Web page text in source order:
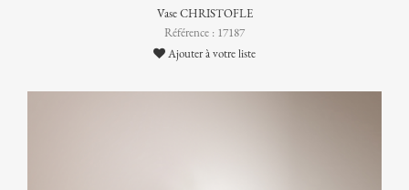
Vase CHRISTOFLE
Référence : 17187
Ajouter à votre liste